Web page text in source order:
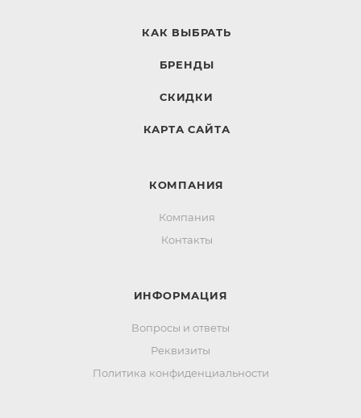
КАК ВЫБРАТЬ
БРЕНДЫ
СКИДКИ
КАРТА САЙТА
КОМПАНИЯ
Компания
Контакты
ИНФОРМАЦИЯ
Вопросы и ответы
Реквизиты
Политика конфиденциальности